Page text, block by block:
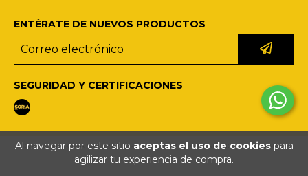
Al navegar por este sitio aceptas el uso de cookiespara
agilizar tu experiencia de compra.
ENTÉRATE DE NUEVOS PRODUCTOS
SEGURIDAD Y CERTIFICACIONES
COPYRIGHT SORIA SKATESHOP - 2026. TODOS LOS DERECHOS RESERVADOS.